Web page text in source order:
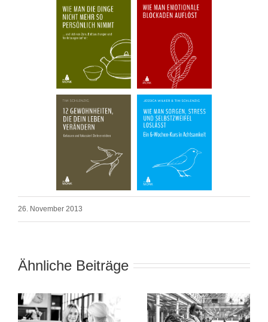
26. November 2013
Ähnliche Beiträge